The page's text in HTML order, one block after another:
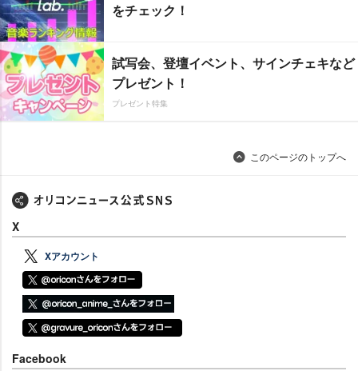
をチェック！
試写会、登壇イベント、サインチェキなど
プレゼント！
プレゼント特集
このページのトップへ
X
Xアカウント
Facebook